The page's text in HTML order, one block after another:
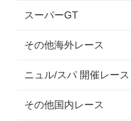
スーパーGT
その他海外レース
ニュル/スパ 開催レース
その他国内レース